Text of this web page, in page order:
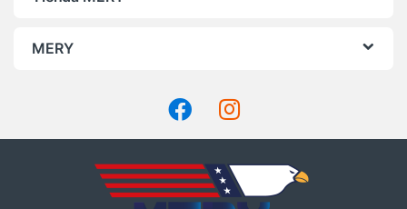
MERY